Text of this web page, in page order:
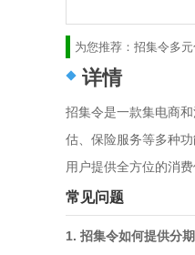
为您推荐： 招集令多
详情
招集令是一款集电商
估、保险服务等多种
用户提供全方位的消
常见问题
1. 招集令如何提供分